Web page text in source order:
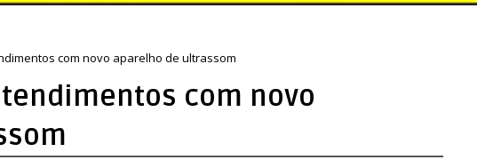
com novo aparelho de ultrassom
com novo